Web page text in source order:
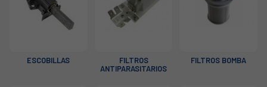
ESCOBILLAS
FILTROS
ANTIPARASITARIOS
FILTROS BOMBA